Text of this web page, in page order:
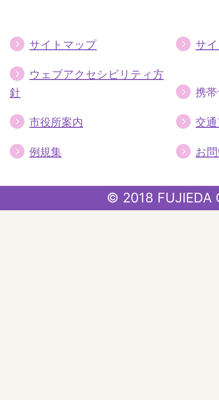
サイトマップ サ
ウェブアクセシビリティ方
針
携
市役所案内 交
例規集 お
© 2018 FUJIEDA